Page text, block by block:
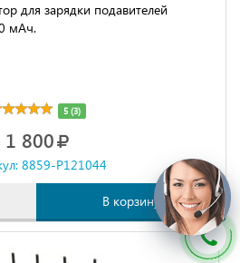
для зарядки подавителей
мАч.
5 (3)
1 800
8859-P121044
В корзину